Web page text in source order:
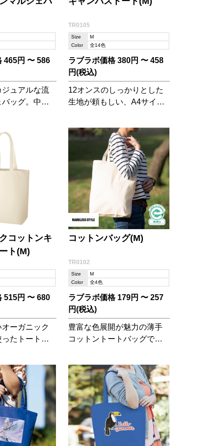
465円 〜 586
ュアルな流
ッグ。中身
TR0105
Size
M
Color
全14色
ラブラボ価格 380円 〜 458
円(税込)
12オンスのしっかりとした
生地が頼もしい、A4サイズ
しい!
コットンキ
ト(M)
515円 〜 680
ーガニック
たトートバ
コットンバッグ(M)
TR0102
Size
M
Color
全4色
ラブラボ価格 179円 〜 257
円(税込)
豊富な色展開が魅力の薄手
コットントートバッグで